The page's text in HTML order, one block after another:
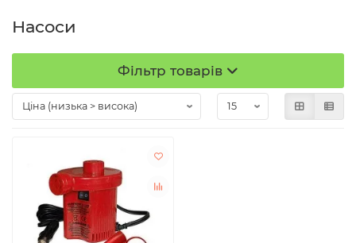
Насоси
Фільтр товарів